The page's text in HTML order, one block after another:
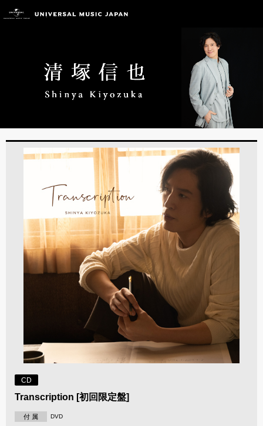
CD
Transcription [初回限定盤]
付 属 DVD